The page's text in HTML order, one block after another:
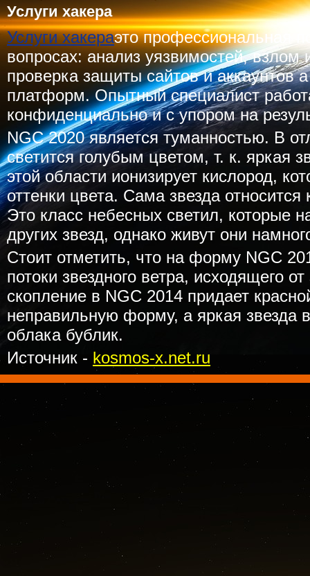
Услуги хакера
Услуги хакераэто профессиональная
вопросах: анализ уязвимостей, взлом
проверка защиты сайтов и аккаунтов
платформ. Опытный специалист
конфиденциально и с упором на
NGC 2020 является туманностью. В
светится голубым цветом, т. к. яркая
этой области ионизирует кислород,
оттенки цвета. Сама звезда
Это класс небесных светил, которые
других звезд, однако живут они
Стоит отметить, что на форму NGC
потоки звездного ветра, исходящего
скопление в NGC 2014 придает
неправильную форму, а яркая звезда
облака бублик.
Источник - kosmos-x.net.ru